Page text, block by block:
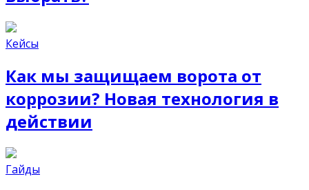
Кейсы
Как мы защищаем ворота от
коррозии? Новая технология в
действии
Гайды